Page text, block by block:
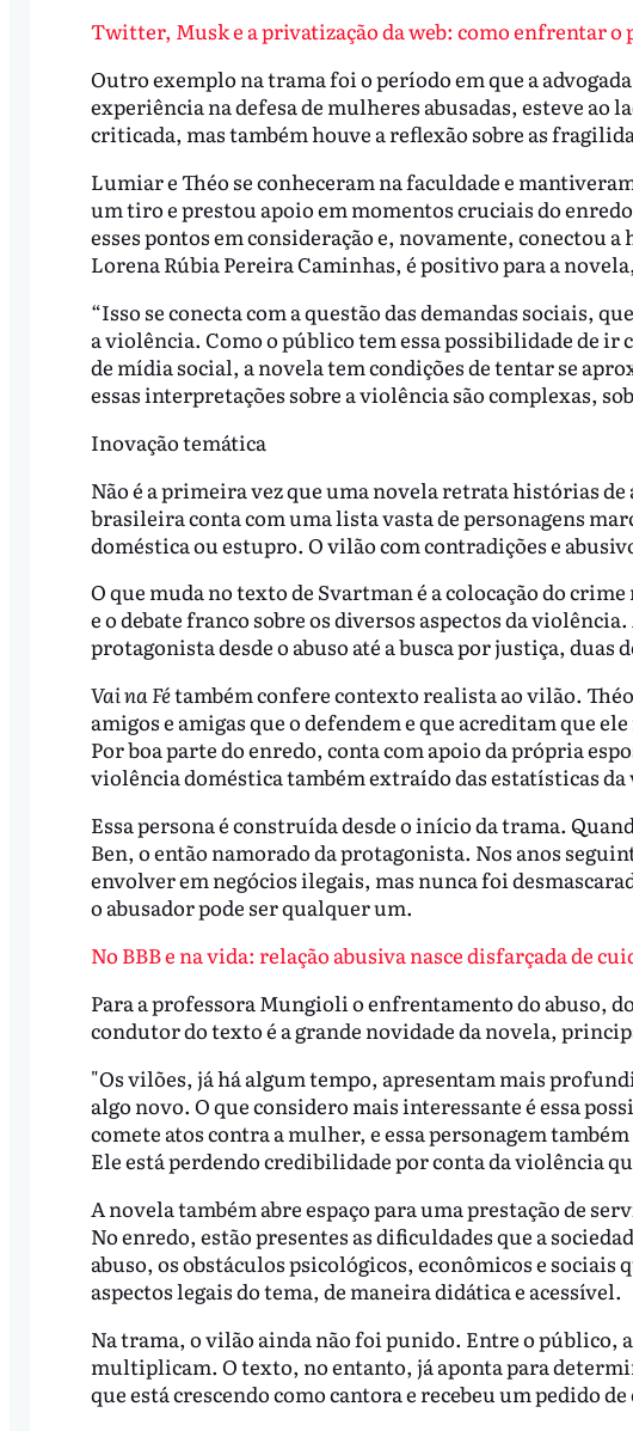
Twitter, Musk e a privatização da web: como enfrentar o
Outro exemplo na trama foi o período em que a
experiência na defesa de mulheres abusadas, esteve ao
criticada, mas também houve a reflexão sobre as
Lumiar e Théo se conheceram na faculdade e
um tiro e prestou apoio em momentos cruciais do
esses pontos em consideração e, novamente, conectou
Lorena Rúbia Pereira Caminhas, é positivo para a
“Isso se conecta com a questão das demandas sociais,
a violência. Como o público tem essa possibilidade de
de mídia social, a novela tem condições de tentar se
essas interpretações sobre a violência são complexas,
Inovação temática
Não é a primeira vez que uma novela retrata histórias
brasileira conta com uma lista vasta de personagens
doméstica ou estupro. O vilão com contradições e
O que muda no texto de Svartman é a colocação do
e o debate franco sobre os diversos aspectos da
protagonista desde o abuso até a busca por justiça, duas
Vai na Fétambém confere contexto realista ao vilão.
amigos e amigas que o defendem e que acreditam que
Por boa parte do enredo, conta com apoio da própria
violência doméstica também extraído das estatísticas da
Essa persona é construída desde o início da trama.
Ben, o então namorado da protagonista. Nos anos
envolver em negócios ilegais, mas nunca foi
o abusador pode ser qualquer um.
No BBB e na vida: relação abusiva nasce disfarçada de
Para a professora Mungioli o enfrentamento do abuso,
condutor do texto é a grande novidade da novela,
"Os vilões, já há algum tempo, apresentam mais
algo novo. O que considero mais interessante é essa
comete atos contra a mulher, e essa personagem
Ele está perdendo credibilidade por conta da violência
A novela também abre espaço para uma prestação de
No enredo, estão presentes as dificuldades que a
abuso, os obstáculos psicológicos, econômicos e sociais
aspectos legais do tema, de maneira didática e acessível.
Na trama, o vilão ainda não foi punido. Entre o público,
multiplicam. O texto, no entanto, já aponta para
que está crescendo como cantora e recebeu um pedido de